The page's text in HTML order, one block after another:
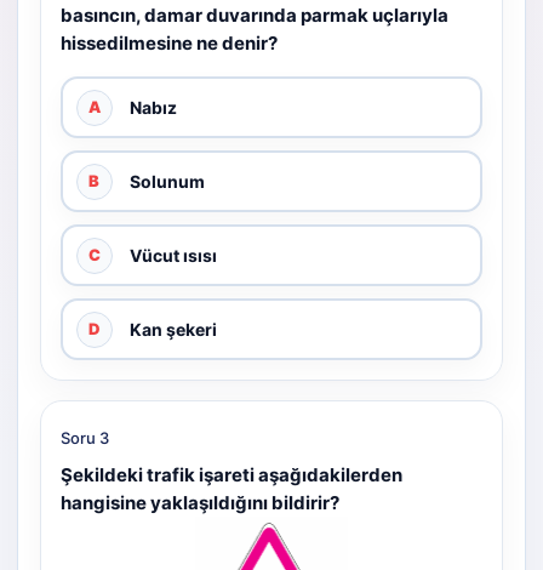
basıncın, damar duvarında parmak uçlarıyla
hissedilmesine ne denir?
A Nabız
B Solunum
C Vücut ısısı
D Kan şekeri
Soru 3
Şekildeki trafik işareti aşağıdakilerden
hangisine yaklaşıldığını bildirir?